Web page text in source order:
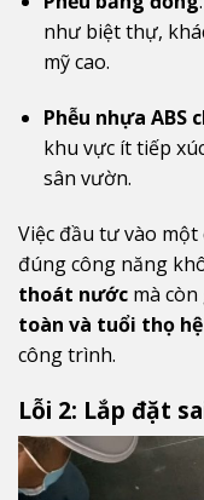
như biệt thự,
mỹ cao.
Phễu nhựa ABS
khu vực ít tiếp
sân vườn.
Việc đầu tư vào
đúng công năng
thoát nước mà
toàn và tuổi thọ
công trình.
Lỗi 2: Lắp đặt